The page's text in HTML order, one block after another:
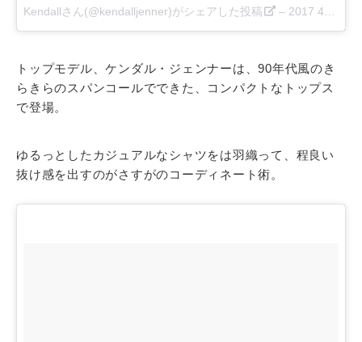
Kendallさん(@kendalljenner)がシェアした投稿 – 2017 4月 15 3:37午後 PDT
トップモデル、ケンダル・ジェンナーは、90年代風のき
らきらのスパンコールでできた、コンパクトなトップス
で登場。
ゆるっとしたカジュアルなシャツをは羽織って、程良い
抜け感を出すのがさすがのコーディネート術。